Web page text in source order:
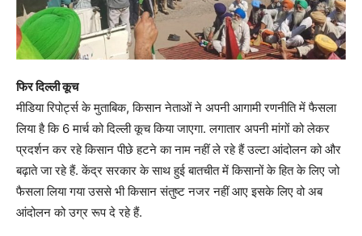
फिर दिल्ली कूच
मीडिया रिपोर्ट्स के मुताबिक, किसान नेताओं ने अपनी आगामी रणनीति में फैसला
लिया है कि 6 मार्च को दिल्ली कूच किया जाएगा. लगातार अपनी मांगों को लेकर
प्रदर्शन कर रहे किसान पीछे हटने का नाम नहीं ले रहे हैं उल्टा आंदोलन को और
बढ़ाते जा रहे हैं. केंद्र सरकार के साथ हुई बातचीत में किसानों के हित के लिए जो
फैसला लिया गया उससे भी किसान संतुष्ट नजर नहीं आए इसके लिए वो अब
आंदोलन को उग्र रूप दे रहे हैं.